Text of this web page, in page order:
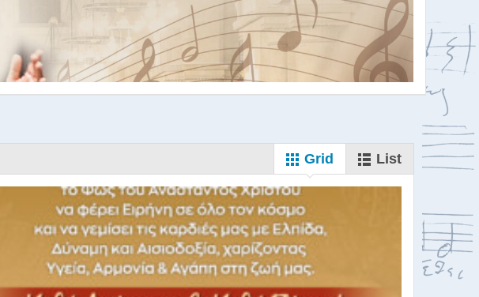
Grid List